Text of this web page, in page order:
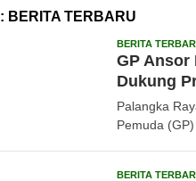
BERITA TERBARU
BERITA
GP Ansor
Dukung
Palangka
Pemuda
BERITA